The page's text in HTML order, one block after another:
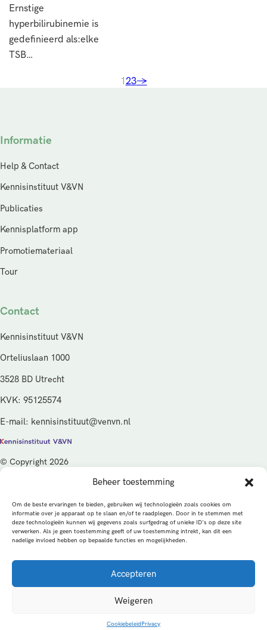
Beheer toestemming
Om de beste ervaringen te bieden, gebruiken wij technologieën zoals cookies om
informatie over je apparaat op te slaan en/of te raadplegen. Door in te stemmen met
deze technologieën kunnen wij gegevens zoals surfgedrag of unieke ID's op deze site
verwerken. Als je geen toestemming geeft of uw toestemming intrekt, kan dit een
nadelige invloed hebben op bepaalde functies en mogelijkheden.
Accepteren
Weigeren
CookiebeleidPrivacy
Ernstige
hyperbilirubinemie is
gedefinieerd als:elke
TSB…
123→
Informatie
Help & Contact
Kennisinstituut V&VN
Publicaties
Kennisplatform app
Promotiemateriaal
Tour
Contact
Kennisinstituut V&VN
Orteliuslaan 1000
3528 BD Utrecht
KVK: 95125574
E-mail: kennisinstituut@venvn.nl
© Copyright 2026
De activiteiten van het Kennisinstituut V&VN worden gefinancierd
vanuit de kwaliteitsgelden van het ministerie van Volksgezondheid,
Welzijn en Sport (VWS), beheerd door ZonMw.
PrivacybeleidCookiesAlgemene voorwaarden